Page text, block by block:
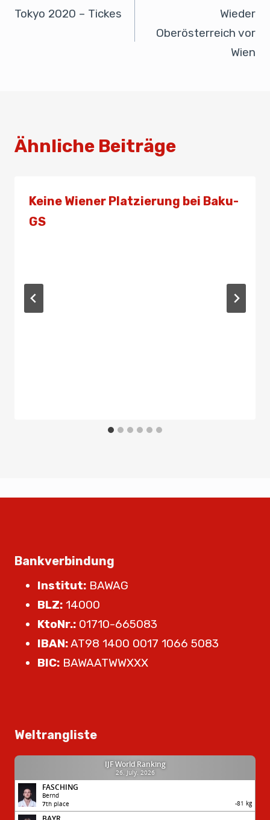
o
n
Tokyo 2020 – Tickes
Wieder
Oberösterreich vor
Wien
Ähnliche Beiträge
Keine Wiener Platzierung bei Baku-
GS
Bankverbindung
Institut: BAWAG
BLZ: 14000
KtoNr.: 01710-665083
IBAN:AT98 1400 0017 1066 5083
BIC: BAWAATWWXXX
Weltrangliste